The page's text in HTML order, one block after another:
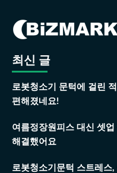
최신 글
로봇청소기 문턱에 걸린
편해졌네요!
여름정장원피스 대신 셋업
해결했어요
로봇청소기문턱 스트레스